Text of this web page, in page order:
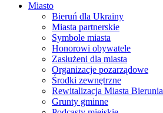
Miasto
Bieruń dla Ukrainy
Miasta partnerskie
Symbole miasta
Honorowi obywatele
Zasłużeni dla miasta
Organizacje pozarządowe
Środki zewnętrzne
Rewitalizacja Miasta Bierunia
Grunty gminne